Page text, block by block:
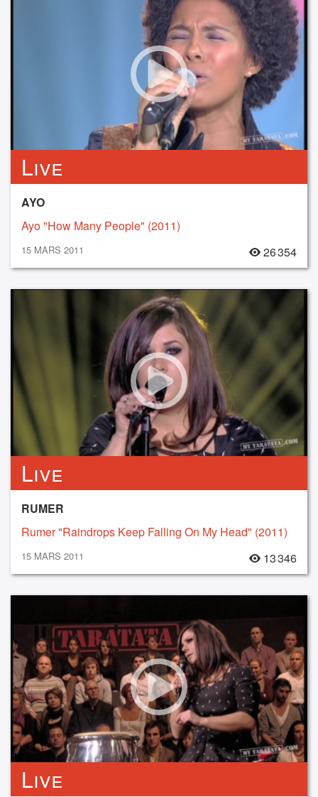
Live
AYO
Ayo "How Many People" (2011)
15 MARS 2011 26 354
Live
RUMER
Rumer "Raindrops Keep Falling On My Head" (2011)
15 MARS 2011 13 346
Live